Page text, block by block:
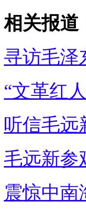
相关报道
寻访毛泽
“文革红
听信毛远
毛远新参
震惊中南